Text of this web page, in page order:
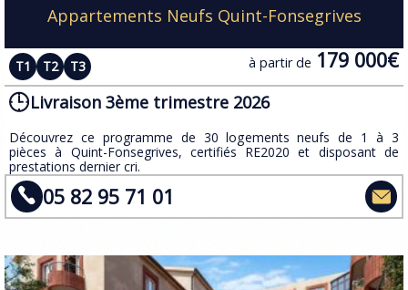
Appartements Neufs Quint-Fonsegrives
T1 T2 T3 à partir de 179 000€
Livraison 3ème trimestre 2026
​Découvrez ce programme de 30 logements neufs de 1 à 3
pièces à Quint-Fonsegrives, certifiés RE2020 et disposant de
prestations dernier cri.
05 82 95 71 01